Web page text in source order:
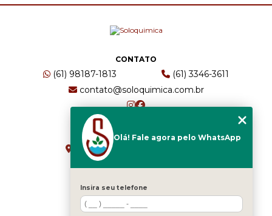
CONTATO
(61) 98187-1813
(61) 3346-3611
contato@soloquimica.com.br
ENDEREÇO
CRS 511 Sul, Bl B, Sl 49 - Asa Sul
Brasília - DF - CEP: 70361-520
Olá! Fale agora pelo WhatsApp
Insira seu telefone